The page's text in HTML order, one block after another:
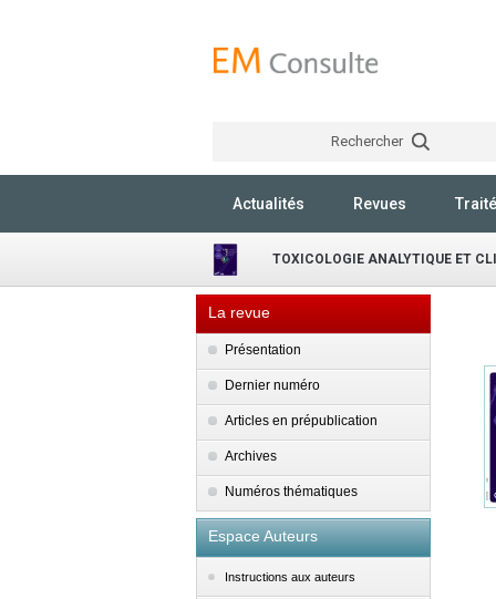
Rechercher
Actualités Revues
TOXICOLOGIE ANALYTIQUE ET
La revue
Présentation
Dernier numéro
Articles en prépublication
Archives
Numéros thématiques
Espace Auteurs
Instructions aux auteurs